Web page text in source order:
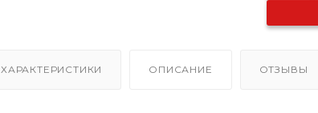
ХАРАКТЕРИСТИКИ ОПИСАНИЕ ОТЗЫВЫ